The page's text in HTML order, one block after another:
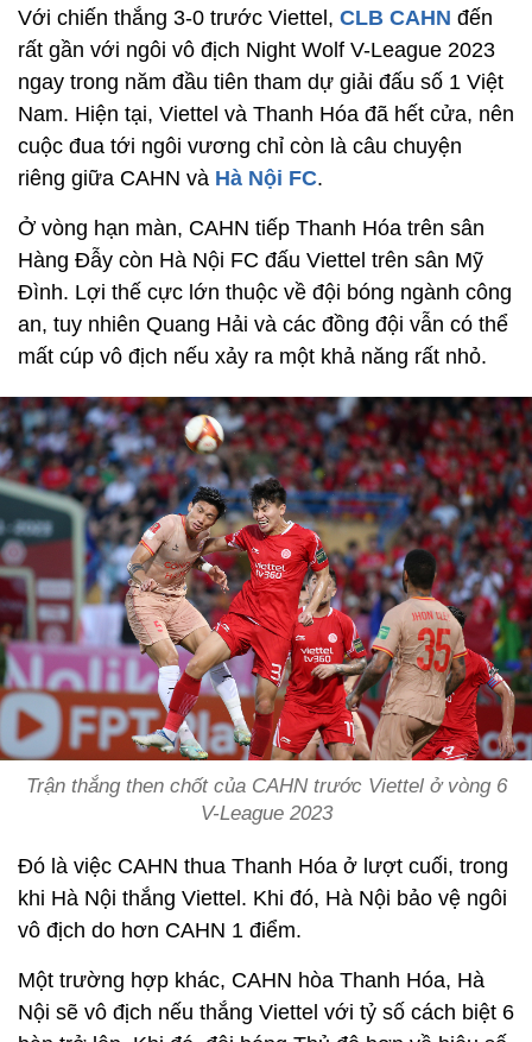
Với chiến thắng 3-0 trước Viettel, CLB CAHN đến
rất gần với ngôi vô địch Night Wolf V-League 2023
ngay trong năm đầu tiên tham dự giải đấu số 1 Việt
Nam. Hiện tại, Viettel và Thanh Hóa đã hết cửa, nên
cuộc đua tới ngôi vương chỉ còn là câu chuyện
riêng giữa CAHN và Hà Nội FC.
Ở vòng hạn màn, CAHN tiếp Thanh Hóa trên sân
Hàng Đẫy còn Hà Nội FC đấu Viettel trên sân Mỹ
Đình. Lợi thế cực lớn thuộc về đội bóng ngành công
an, tuy nhiên Quang Hải và các đồng đội vẫn có thể
mất cúp vô địch nếu xảy ra một khả năng rất nhỏ.
Trận thắng then chốt của CAHN trước Viettel ở vòng 6
V-League 2023
Đó là việc CAHN thua Thanh Hóa ở lượt cuối, trong
khi Hà Nội thắng Viettel. Khi đó, Hà Nội bảo vệ ngôi
vô địch do hơn CAHN 1 điểm.
Một trường hợp khác, CAHN hòa Thanh Hóa, Hà
Nội sẽ vô địch nếu thắng Viettel với tỷ số cách biệt 6